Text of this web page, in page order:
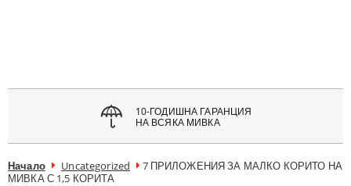
10-ГОДИШНА ГАРАНЦИЯ
НА ВСЯКА МИВКА
Начало Uncategorized
7 ПРИЛОЖЕНИЯ ЗА МАЛКО КОРИТО НА
МИВКА С 1,5 КОРИТА